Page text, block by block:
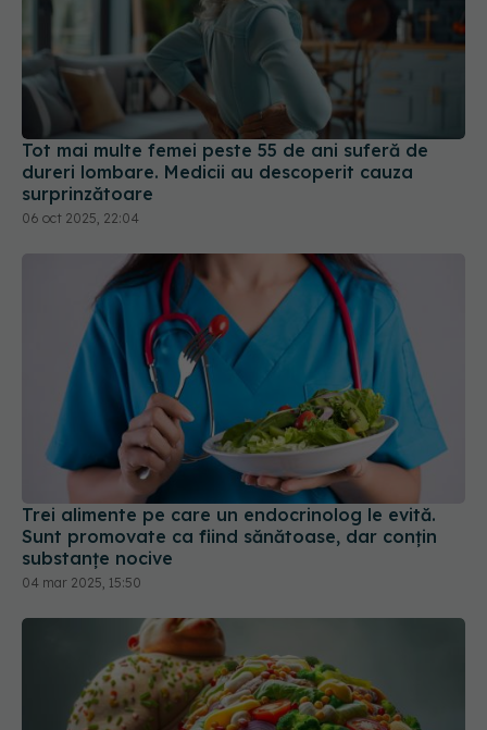
Tot mai multe femei peste 55 de ani suferă de
dureri lombare. Medicii au descoperit cauza
surprinzătoare
06 oct 2025, 22:04
Trei alimente pe care un endocrinolog le evită.
Sunt promovate ca fiind sănătoase, dar conțin
substanțe nocive
04 mar 2025, 15:50